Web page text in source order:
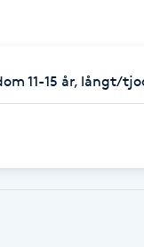
11-15 år, långt/